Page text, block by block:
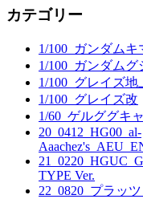
カテゴリー
1/100_ガンダム
1/100_ガンダム
1/100_グレイズ地
1/100_グレイズ改
1/60_ゲルググキ
20_0412_HG00_al-
TYPE Ver.
22_0820_プラッ